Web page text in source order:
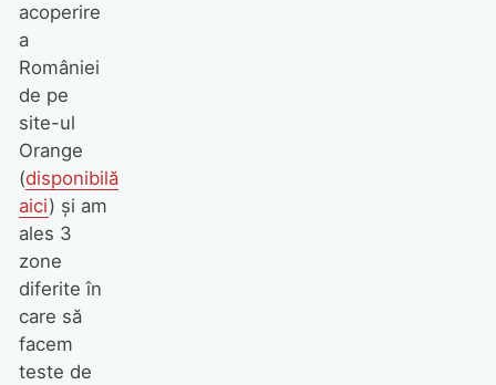
acoperire
a
României
de pe
site-ul
Orange
(disponibilă
aici) și am
ales 3
zone
diferite în
care să
facem
teste de